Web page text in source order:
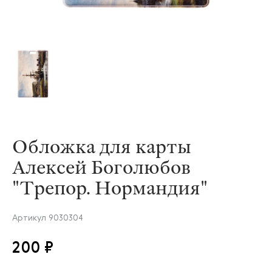
Обложка для карты
Алексей Боголюбов
"Трепор. Нормандия"
Артикул 9030304
200 ₽